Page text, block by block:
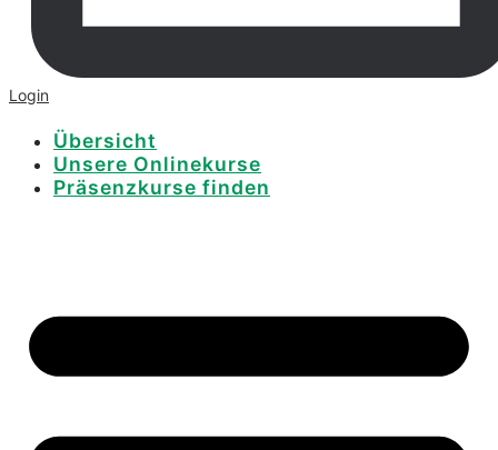
Login
Übersicht
Unsere Onlinekurse
Präsenzkurse finden